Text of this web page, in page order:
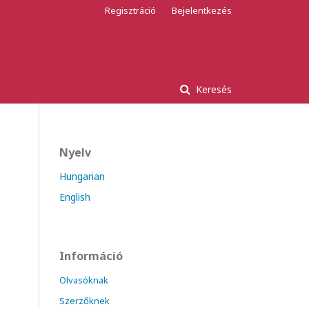
Keresés
Regisztráció Bejelentkezés
Nyelv
Hungarian
English
Információ
Olvasóknak
Szerzőknek